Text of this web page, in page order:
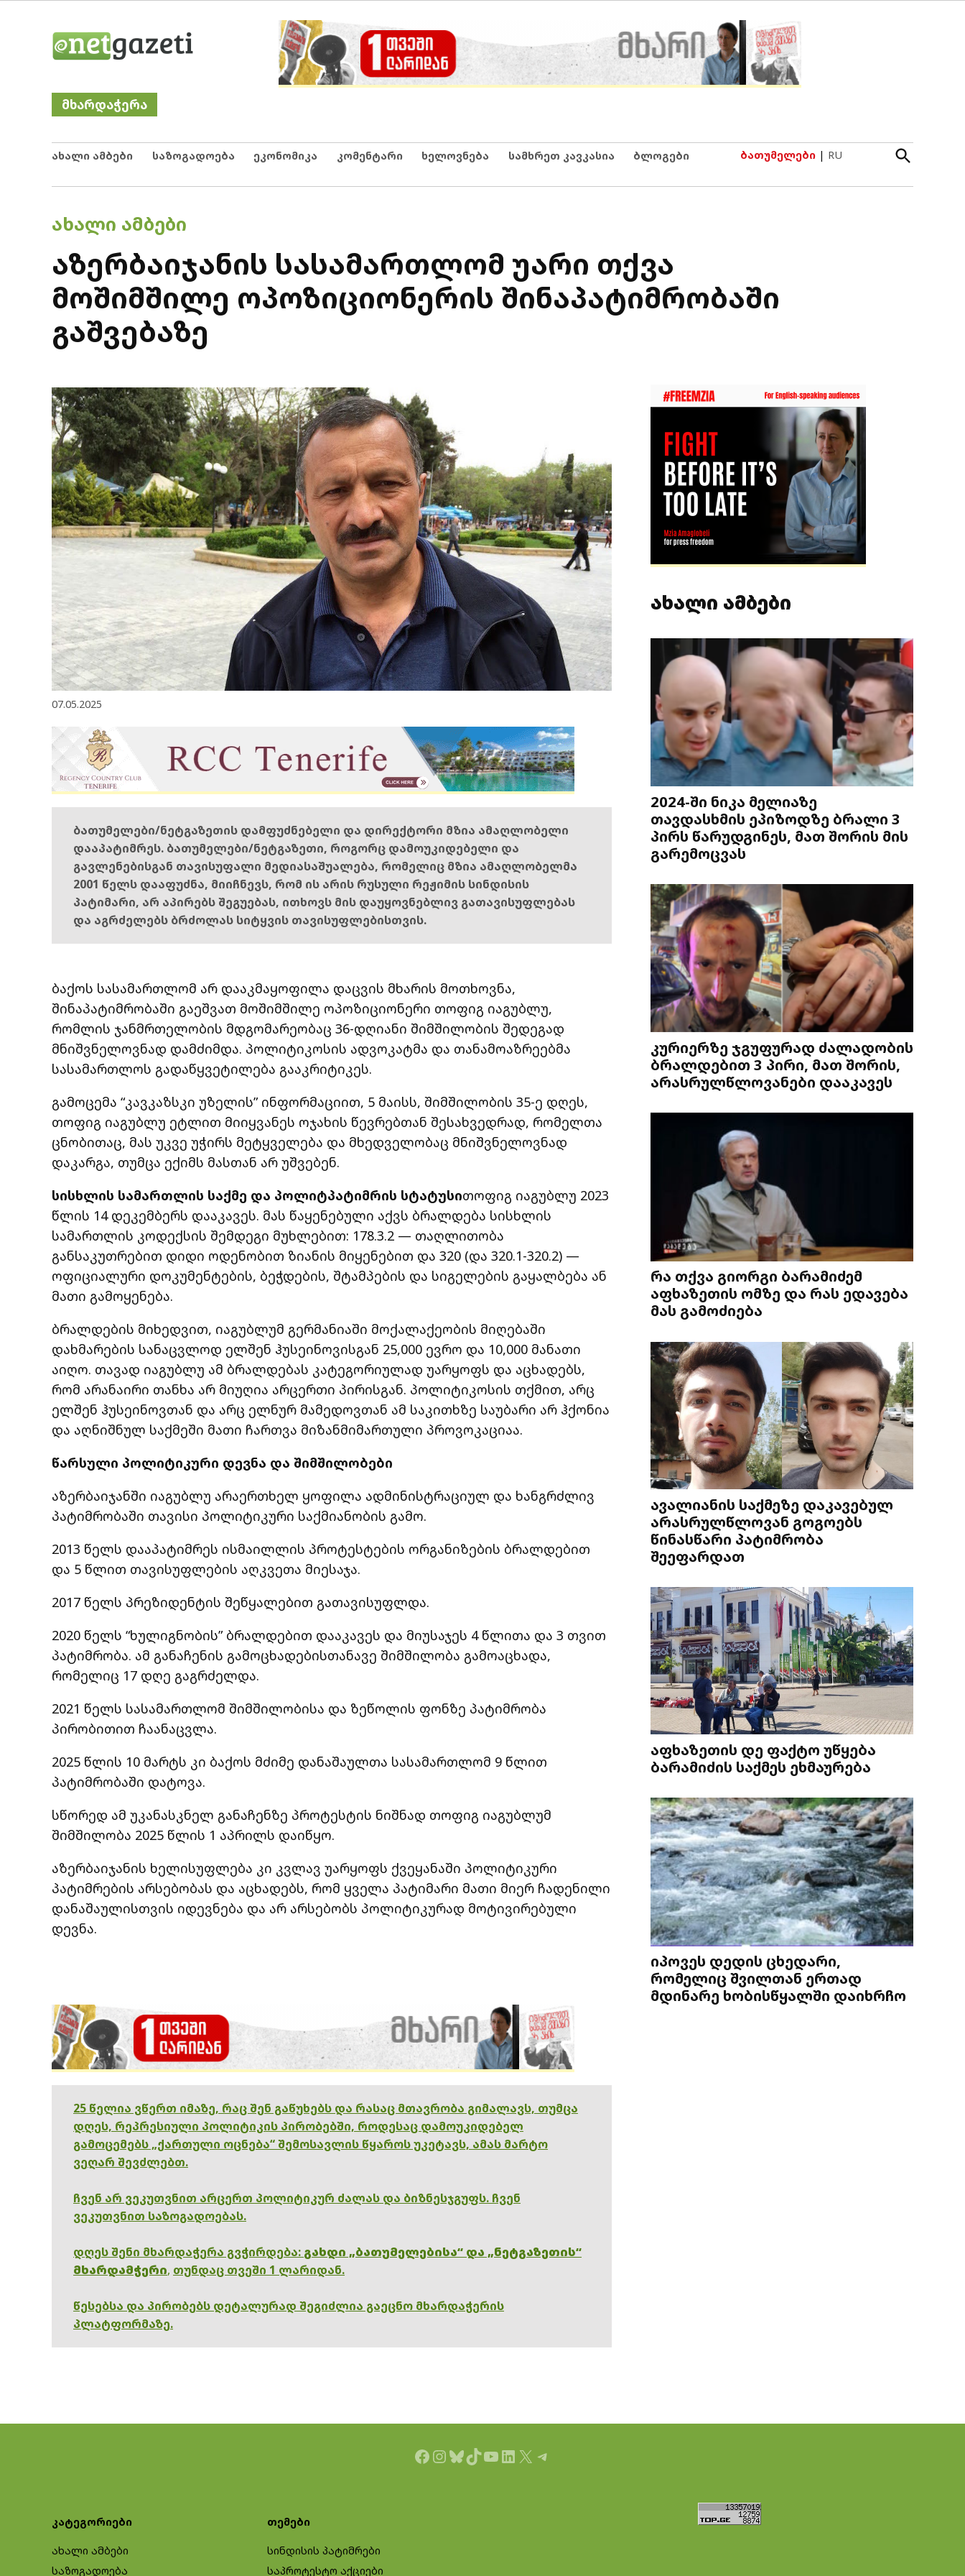
Netgazeti
მხარდაჭერა
ახალი ამბები საზოგადოება ეკონომიკა კომენტარი ხელოვნება სამხრეთ კავკასია ბლოგები ბათუმელები | RU
Open
Search
POSTED
ᲐᲮᲐᲚᲘ ᲐᲛᲑᲔᲑᲘ
აზერბაიჯანის სასამართლომ უარი თქვა
მოშიმშილე ოპოზიციონერის შინაპატიმრობაში
გაშვებაზე
07.05.2025
ბათუმელები/ნეტგაზეთის დამფუძნებელი და დირექტორი მზია ამაღლობელი
დააპატიმრეს. ბათუმელები/ნეტგაზეთი, როგორც დამოუკიდებელი და
გავლენებისგან თავისუფალი მედიასაშუალება, რომელიც მზია ამაღლობელმა
2001 წელს დააფუძნა, მიიჩნევს, რომ ის არის რუსული რეჟიმის სინდისის
პატიმარი, არ აპირებს შეგუებას, ითხოვს მის დაუყოვნებლივ გათავისუფლებას
და აგრძელებს ბრძოლას სიტყვის თავისუფლებისთვის.
ბაქოს სასამართლომ არ დააკმაყოფილა დაცვის მხარის მოთხოვნა,
შინაპატიმრობაში გაეშვათ მოშიმშილე ოპოზიციონერი თოფიგ იაგუბლუ,
რომლის ჯანმრთელობის მდგომარეობაც 36-დღიანი შიმშილობის შედეგად
მნიშვნელოვნად დამძიმდა. პოლიტიკოსის ადვოკატმა და თანამოაზრეებმა
სასამართლოს გადაწყვეტილება გააკრიტიკეს.
გამოცემა “კავკაზსკი უზელის” ინფორმაციით, 5 მაისს, შიმშილობის 35-ე დღეს,
თოფიგ იაგუბლუ ეტლით მიიყვანეს ოჯახის წევრებთან შესახვედრად, რომელთა
ცნობითაც, მას უკვე უჭირს მეტყველება და მხედველობაც მნიშვნელოვნად
დაკარგა, თუმცა ექიმს მასთან არ უშვებენ.
სისხლის სამართლის საქმე და პოლიტპატიმრის სტატუსითოფიგ იაგუბლუ 2023
წლის 14 დეკემბერს დააკავეს. მას წაყენებული აქვს ბრალდება სისხლის
სამართლის კოდექსის შემდეგი მუხლებით: 178.3.2 — თაღლითობა
განსაკუთრებით დიდი ოდენობით ზიანის მიყენებით და 320 (და 320.1-320.2) —
ოფიციალური დოკუმენტების, ბეჭდების, შტამპების და სიგელების გაყალბება ან
მათი გამოყენება.
ბრალდების მიხედვით, იაგუბლუმ გერმანიაში მოქალაქეობის მიღებაში
დახმარების სანაცვლოდ ელშენ ჰუსეინოვისგან 25,000 ევრო და 10,000 მანათი
აიღო. თავად იაგუბლუ ამ ბრალდებას კატეგორიულად უარყოფს და აცხადებს,
რომ არანაირი თანხა არ მიუღია არცერთი პირისგან. პოლიტიკოსის თქმით, არც
ელშენ ჰუსეინოვთან და არც ელნურ მამედოვთან ამ საკითხზე საუბარი არ ჰქონია
და აღნიშნულ საქმეში მათი ჩართვა მიზანმიმართული პროვოკაციაა.
წარსული პოლიტიკური დევნა და შიმშილობები
აზერბაიჯანში იაგუბლუ არაერთხელ ყოფილა ადმინისტრაციულ და ხანგრძლივ
პატიმრობაში თავისი პოლიტიკური საქმიანობის გამო.
2013 წელს დააპატიმრეს ისმაილლის პროტესტების ორგანიზების ბრალდებით
და 5 წლით თავისუფლების აღკვეთა მიესაჯა.
2017 წელს პრეზიდენტის შეწყალებით გათავისუფლდა.
2020 წელს “ხულიგნობის” ბრალდებით დააკავეს და მიუსაჯეს 4 წლითა და 3 თვით
პატიმრობა. ამ განაჩენის გამოცხადებისთანავე შიმშილობა გამოაცხადა,
რომელიც 17 დღე გაგრძელდა.
2021 წელს სასამართლომ შიმშილობისა და ზეწოლის ფონზე პატიმრობა
პირობითით ჩაანაცვლა.
2025 წლის 10 მარტს კი ბაქოს მძიმე დანაშაულთა სასამართლომ 9 წლით
პატიმრობაში დატოვა.
სწორედ ამ უკანასკნელ განაჩენზე პროტესტის ნიშნად თოფიგ იაგუბლუმ
შიმშილობა 2025 წლის 1 აპრილს დაიწყო.
აზერბაიჯანის ხელისუფლება კი კვლავ უარყოფს ქვეყანაში პოლიტიკური
პატიმრების არსებობას და აცხადებს, რომ ყველა პატიმარი მათი მიერ ჩადენილი
დანაშაულისთვის იდევნება და არ არსებობს პოლიტიკურად მოტივირებული
დევნა.
25 წელია ვწერთ იმაზე, რაც შენ გაწუხებს და რასაც მთავრობა გიმალავს, თუმცა
დღეს, რეპრესიული პოლიტიკის პირობებში, როდესაც დამოუკიდებელ
გამოცემებს „ქართული ოცნება“ შემოსავლის წყაროს უკეტავს, ამას მარტო
ვეღარ შევძლებთ.
ჩვენ არ ვეკუთვნით არცერთ პოლიტიკურ ძალას და ბიზნესჯგუფს. ჩვენ
ვეკუთვნით საზოგადოებას.
დღეს შენი მხარდაჭერა გვჭირდება: გახდი „ბათუმელებისა“ და „ნეტგაზეთის“
მხარდამჭერი, თუნდაც თვეში 1 ლარიდან.
წესებსა და პირობებს დეტალურად შეგიძლია გაეცნო მხარდაჭერის
პლატფორმაზე.
ახალი ამბები
2024-ში ნიკა მელიაზე
თავდასხმის ეპიზოდზე ბრალი 3
პირს წარუდგინეს, მათ შორის მის
გარემოცვას
კურიერზე ჯგუფურად ძალადობის
ბრალდებით 3 პირი, მათ შორის,
არასრულწლოვანები დააკავეს
რა თქვა გიორგი ბარამიძემ
აფხაზეთის ომზე და რას ედავება
მას გამოძიება
ავალიანის საქმეზე დაკავებულ
არასრულწლოვან გოგოებს
წინასწარი პატიმრობა
შეეფარდათ
აფხაზეთის დე ფაქტო უწყება
ბარამიძის საქმეს ეხმაურება
იპოვეს დედის ცხედარი,
რომელიც შვილთან ერთად
მდინარე ხობისწყალში დაიხრჩო
Facebook
Instagram
Bluesky
TikTok
YouTube
LinkedIn
X Telegram
კატეგორიები
ახალი ამბები
საზოგადოება
თემები
სინდისის პატიმრები
საპროტესტო აქციები